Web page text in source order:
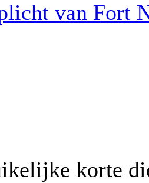
van Fort
korte